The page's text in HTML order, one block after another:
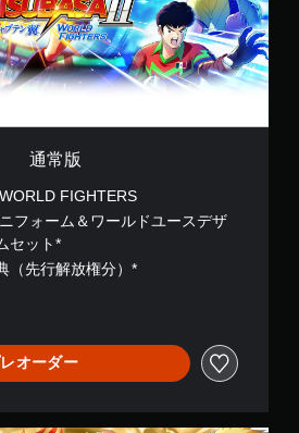
通常版
FIGHTERS
フォーム＆ワールドユースデザ
セット*
（先行解放権分）*
オーダー